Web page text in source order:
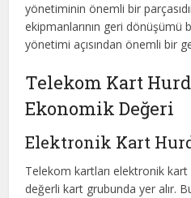
yönetiminin önemli bir
ekipmanlarının geri dönüşümü
yönetimi açısından önemli bir
Telekom Kart
Ekonomik Değeri
Elektronik Kart
Telekom kartları elektronik kart
değerli kart grubunda yer alır.